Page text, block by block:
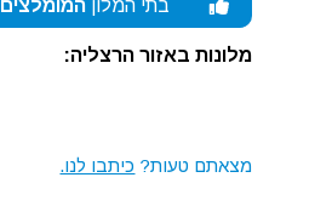
בתי המלון המומלצים
מלונות באזור הרצליה:
מצאתם טעות? כיתבו לנו.